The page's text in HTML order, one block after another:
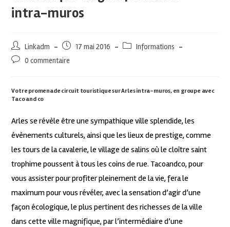
intra-muros
Linkadm 17 mai 2016
Informations
0 commentaire
Votre promenade circuit touristique sur Arles intra-muros, en groupe avec
Taco and co
Arles se révèle être une sympathique ville splendide, les
évènements culturels, ainsi que les lieux de prestige, comme
les tours de la cavalerie, le village de salins où le cloître saint
trophime poussent à tous les coins de rue. Tacoandco, pour
vous assister pour profiter pleinement de la vie, fera le
maximum pour vous révéler, avec la sensation d’agir d’une
façon écologique, le plus pertinent des richesses de la ville
dans cette ville magnifique, par l’intermédiaire d’une